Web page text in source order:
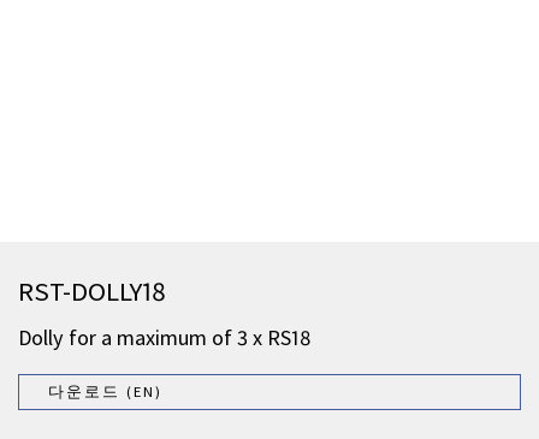
RST-DOLLY18
Dolly for a maximum of 3 x RS18
다운로드 (EN)